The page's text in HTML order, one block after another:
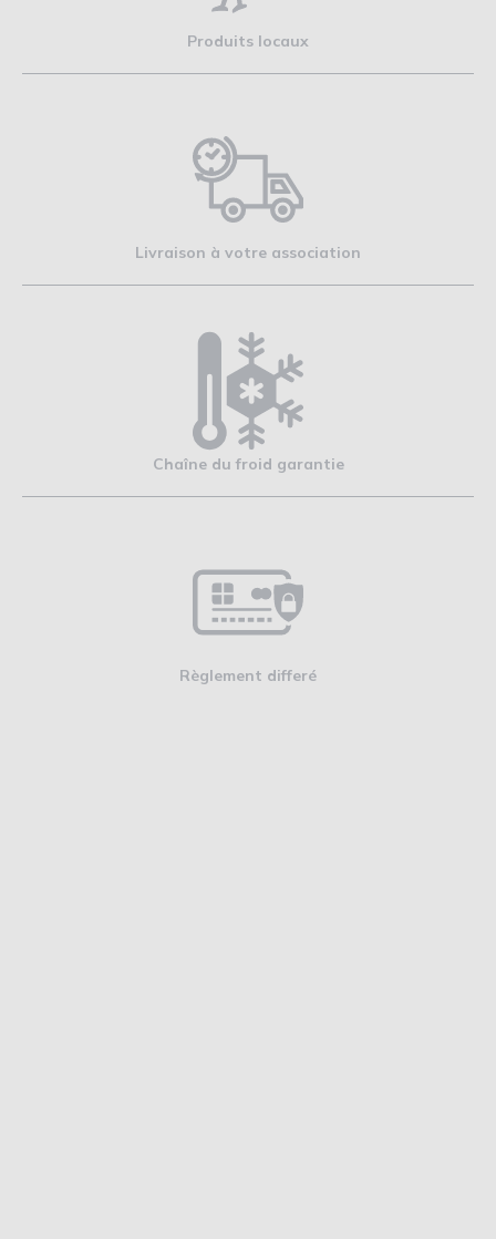
Produits locaux
Livraison à votre association
Chaîne du froid garantie
Règlement differé